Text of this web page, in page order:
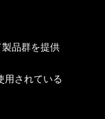
品群を提供
用されている